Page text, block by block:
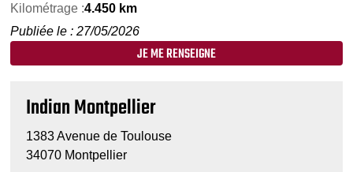
Kilométrage :4.450 km
Publiée le : 27/05/2026
JE ME RENSEIGNE
Indian Montpellier
1383 Avenue de Toulouse
34070 Montpellier